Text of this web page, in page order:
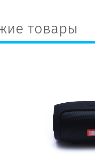
товары